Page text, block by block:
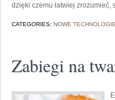
dzięki czemu łatwiej zrozumieć,
CATEGORIES: NOWE TECHNOLOGIE
Zabiegi na